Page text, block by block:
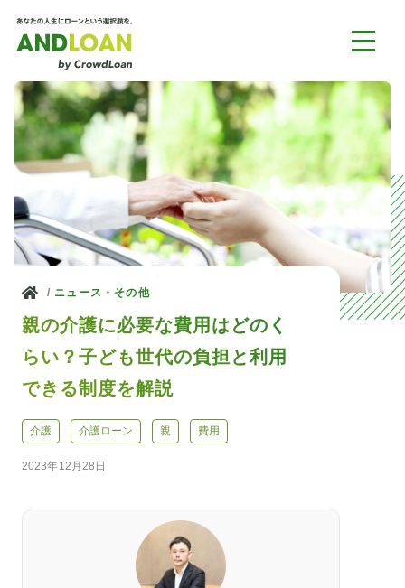
ホーム
ニュース・その他
親の介護に必要な費用はどのく
らい？子ども世代の負担と利用
できる制度を解説
介護 介護ローン 親 費用
2023年12月28日